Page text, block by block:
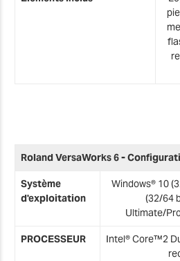
Roland VersaWorks 6 -
Système
d'exploitation
Windows® 10
(32/64
Ultimate/
PROCESSEUR
Intel® Core™2